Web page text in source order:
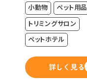
小動物
ペット用品
トリミングサロン
ペットホテル
詳しく見る